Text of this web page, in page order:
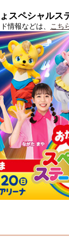
スペシャルス
情報などは、 こち